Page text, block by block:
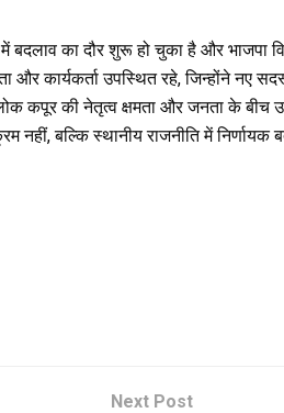
का दौर शुरू हो चुका है और भाजपा
कार्यकर्ता उपस्थित रहे, जिन्होंने नए
कपूर की नेतृत्व क्षमता और जनता के बीच
बल्कि स्थानीय राजनीति में निर्णायक
Next Post